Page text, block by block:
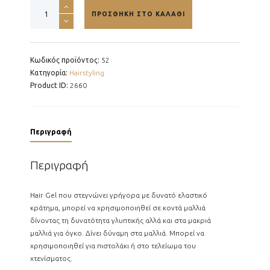
-
150g
ποσότητα
ΠΡΟΣΘΉΚΗ ΣΤΟ ΚΑΛΆΘΙ
Κωδικός προϊόντος: 52
Κατηγορία: Hairstyling
Product ID: 2660
Περιγραφή
Περιγραφή
Hair Gel που στεγνώνει γρήγορα με δυνατό ελαστικό
κράτημα, μπορεί να χρησιμοποιηθεί σε κοντά μαλλιά
δίνοντας τη δυνατότητα γλυπτικής αλλά και στα μακριά
μαλλιά για όγκο. Δίνει δύναμη στα μαλλιά. Μπορεί να
χρησιμοποιηθεί για πιστολάκι ή στο τελείωμα του
χτενίσματος.